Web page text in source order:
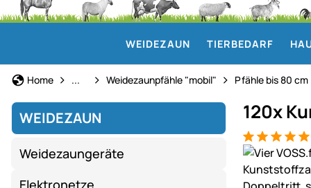
WEIDEZAUN TIERBEDARF
Home Weidezaun
... Weidezaunpfähle "mobil" Pfähle bis 80 cm
WEIDEZAUN
Weidezaungeräte
Elektronetze
120x
Bewertung:
3